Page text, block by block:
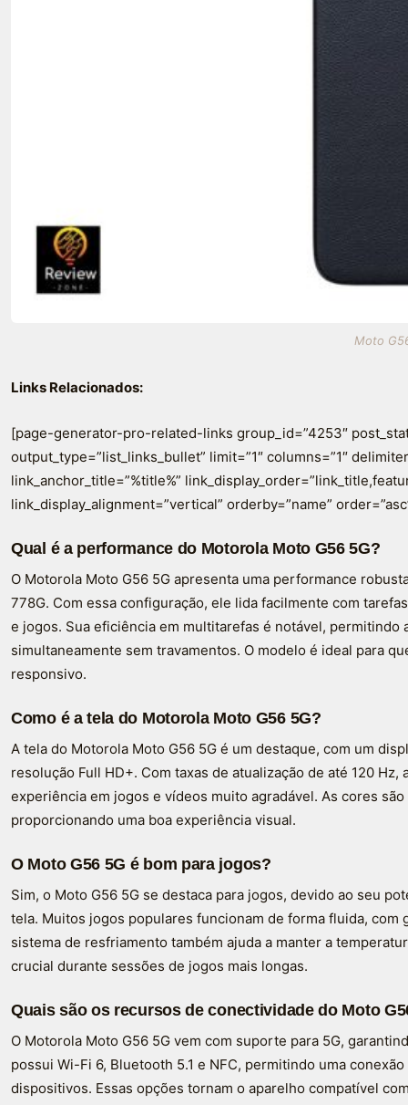
Moto
Links Relacionados:
[page-generator-pro-related-links group_id=”4253″
output_type=”list_links_bullet” limit=”1″ columns=”1″
link_anchor_title=”%title%”
link_display_alignment=”vertical” orderby=”name”
Qual é a performance do Motorola Moto G56 5G?
O Motorola Moto G56 5G apresenta uma performance
778G. Com essa configuração, ele lida facilmente com
e jogos. Sua eficiência em multitarefas é notável, permitindo
simultaneamente sem travamentos. O modelo é ideal para
responsivo.
Como é a tela do Motorola Moto G56 5G?
A tela do Motorola Moto G56 5G é um destaque, com um
resolução Full HD+. Com taxas de atualização de até 120
experiência em jogos e vídeos muito agradável. As cores
proporcionando uma boa experiência visual.
O Moto G56 5G é bom para jogos?
Sim, o Moto G56 5G se destaca para jogos, devido ao seu
tela. Muitos jogos populares funcionam de forma fluida, com
sistema de resfriamento também ajuda a manter a
crucial durante sessões de jogos mais longas.
Quais são os recursos de conectividade do Moto
O Motorola Moto G56 5G vem com suporte para 5G,
possui Wi-Fi 6, Bluetooth 5.1 e NFC, permitindo uma
dispositivos. Essas opções tornam o aparelho compatível